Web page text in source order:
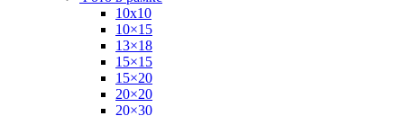
10х10
10×15
13×18
15×15
15×20
20×20
20×30